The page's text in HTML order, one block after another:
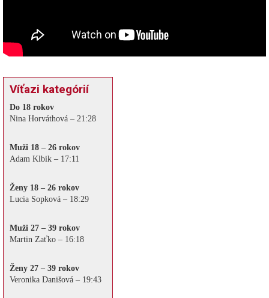
Víťazi kategórií
Do 18 rokov
Nina Horváthová – 21:28
Muži 18 – 26 rokov
Adam Klbik – 17:11
Ženy 18 – 26 rokov
Lucia Sopková – 18:29
Muži 27 – 39 rokov
Martin Zaťko – 16:18
Ženy 27 – 39 rokov
Veronika Danišová – 19:43